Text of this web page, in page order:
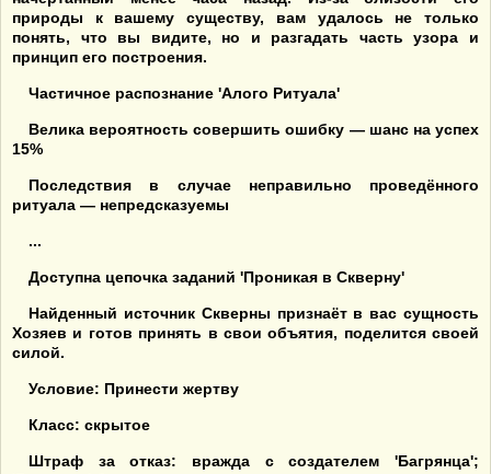
природы к вашему существу, вам удалось не только
понять, что вы видите, но и разгадать часть узора и
принцип его построения.
Частичное распознание 'Алого Ритуала'
Велика вероятность совершить ошибку — шанс на успех
15%
Последствия в случае неправильно проведённого
ритуала — непредсказуемы
...
Доступна цепочка заданий 'Проникая в Скверну'
Найденный источник Скверны признаёт в вас сущность
Хозяев и готов принять в свои объятия, поделится своей
силой.
Условие: Принести жертву
Класс: скрытое
Штраф за отказ: вражда с создателем 'Багрянца';